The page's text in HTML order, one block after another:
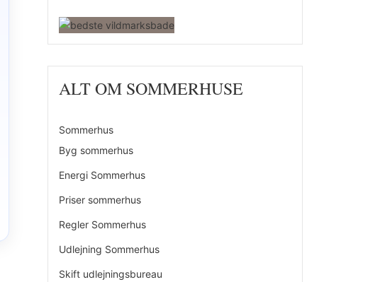
ALT OM SOMMERHUSE
Sommerhus
Byg sommerhus
Energi Sommerhus
Priser sommerhus
Regler Sommerhus
Udlejning Sommerhus
Skift udlejningsbureau